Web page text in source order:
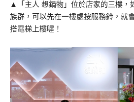
▲「主人 想鍋物」位於店家的三樓，
族群，可以先在一樓處按服務鈴，就
搭電梯上樓喔！